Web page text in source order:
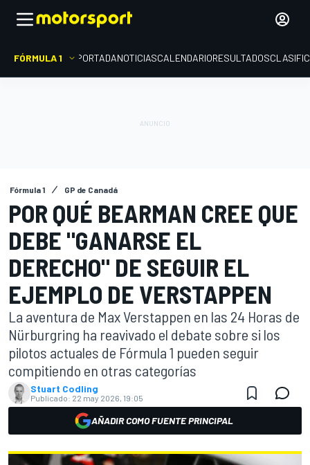
FÓRMULA 1 PORTADANOTICIASCALENDARIORESULTADOS
Fórmula 1 GP de Canadá
POR QUÉ BEARMAN CREE QUE
DEBE "GANARSE EL
DERECHO" DE SEGUIR EL
EJEMPLO DE VERSTAPPEN
La aventura de Max Verstappen en las 24 Horas de
Nürburgring ha reavivado el debate sobre si los
pilotos actuales de Fórmula 1 pueden seguir
compitiendo en otras categorías
Stuart Codling
Publicado: 22 may 2026, 19:05
AÑADIR COMO FUENTE PRINCIPAL